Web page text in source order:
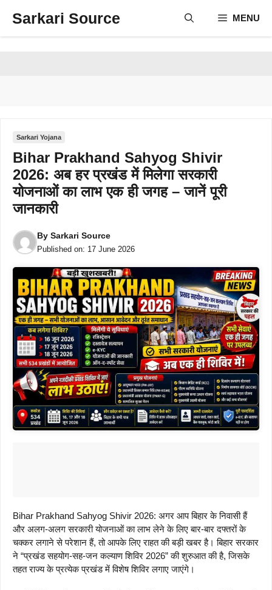
Sarkari Source MENU
Sarkari Yojana
Bihar Prakhand Sahyog Shivir
2026: अब हर प्रखंड में मिलेगा सरकारी
योजनाओं का लाभ एक ही जगह – जानें पूरी
जानकारी
By Sarkari Source
Published on: 17 June 2026
Bihar Prakhand Sahyog Shivir 2026: अगर आप बिहार के निवासी हैं
और अलग-अलग सरकारी योजनाओं का लाभ लेने के लिए बार-बार दफ्तरों के
चक्कर लगाने से परेशान हैं, तो आपके लिए राहत की बड़ी खबर है। बिहार सरकार
ने “प्रखंड सहयोग-सह-जन कल्याण शिविर 2026” की शुरुआत की है, जिसके
तहत राज्य के प्रत्येक प्रखंड में विशेष शिविर लगाए जाएंगे।